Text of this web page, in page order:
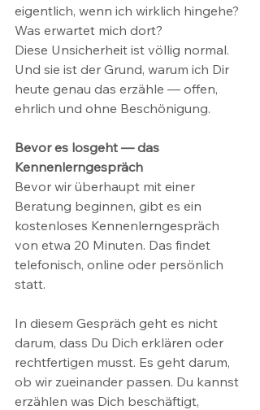
eigentlich, wenn ich wirklich hingehe?
Was erwartet mich dort?
Diese Unsicherheit ist völlig normal.
Und sie ist der Grund, warum ich Dir
heute genau das erzähle — offen,
ehrlich und ohne Beschönigung.
Bevor es losgeht — das
Kennenlerngespräch
Bevor wir überhaupt mit einer
Beratung beginnen, gibt es ein
kostenloses Kennenlerngespräch
von etwa 20 Minuten. Das findet
telefonisch, online oder persönlich
statt.
In diesem Gespräch geht es nicht
darum, dass Du Dich erklären oder
rechtfertigen musst. Es geht darum,
ob wir zueinander passen. Du kannst
erzählen was Dich beschäftigt,